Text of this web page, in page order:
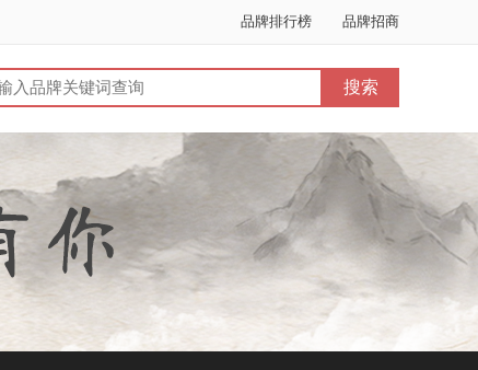
品牌排行榜 品牌招商